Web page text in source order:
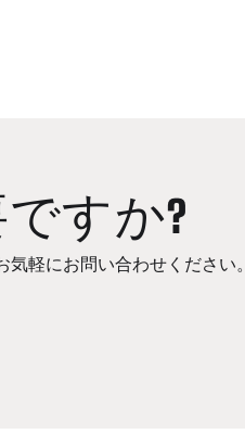
すか?
軽にお問い合わせください。